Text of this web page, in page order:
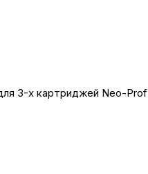
3-х картриджей Neo-Prof